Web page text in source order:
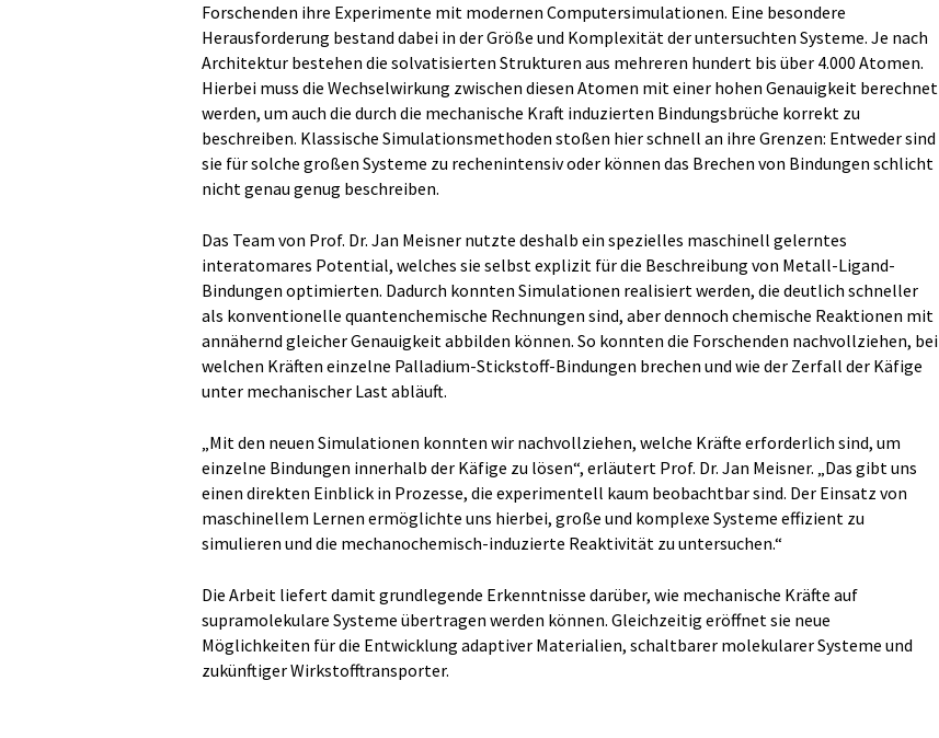
Forschenden ihre Experimente mit modernen Computersimulationen. Eine besondere
Herausforderung bestand dabei in der Größe und Komplexität der untersuchten Systeme. Je nach
Architektur bestehen die solvatisierten Strukturen aus mehreren hundert bis über 4.000 Atomen.
Hierbei muss die Wechselwirkung zwischen diesen Atomen mit einer hohen Genauigkeit berechnet
werden, um auch die durch die mechanische Kraft induzierten Bindungsbrüche korrekt zu
beschreiben. Klassische Simulationsmethoden stoßen hier schnell an ihre Grenzen: Entweder sind
sie für solche großen Systeme zu rechenintensiv oder können das Brechen von Bindungen schlicht
nicht genau genug beschreiben.
Das Team von Prof. Dr. Jan Meisner nutzte deshalb ein spezielles maschinell gelerntes
interatomares Potential, welches sie selbst explizit für die Beschreibung von Metall-Ligand-
Bindungen optimierten. Dadurch konnten Simulationen realisiert werden, die deutlich schneller
als konventionelle quantenchemische Rechnungen sind, aber dennoch chemische Reaktionen mit
annähernd gleicher Genauigkeit abbilden können. So konnten die Forschenden nachvollziehen, bei
welchen Kräften einzelne Palladium-Stickstoff-Bindungen brechen und wie der Zerfall der Käfige
unter mechanischer Last abläuft.
„Mit den neuen Simulationen konnten wir nachvollziehen, welche Kräfte erforderlich sind, um
einzelne Bindungen innerhalb der Käfige zu lösen“, erläutert Prof. Dr. Jan Meisner. „Das gibt uns
einen direkten Einblick in Prozesse, die experimentell kaum beobachtbar sind. Der Einsatz von
maschinellem Lernen ermöglichte uns hierbei, große und komplexe Systeme effizient zu
simulieren und die mechanochemisch-induzierte Reaktivität zu untersuchen.“
Die Arbeit liefert damit grundlegende Erkenntnisse darüber, wie mechanische Kräfte auf
supramolekulare Systeme übertragen werden können. Gleichzeitig eröffnet sie neue
Möglichkeiten für die Entwicklung adaptiver Materialien, schaltbarer molekularer Systeme und
zukünftiger Wirkstofftransporter.